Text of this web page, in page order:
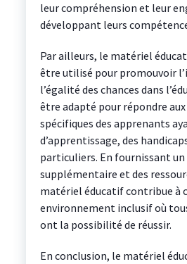
leur compréhension et leur
développant leurs
Par ailleurs, le matériel
être utilisé pour promouvoir
l’égalité des chances dans
être adapté pour répondre
spécifiques des apprenants
d’apprentissage, des
particuliers. En fournissant
supplémentaire et des
matériel éducatif contribue à
environnement inclusif où
ont la possibilité de réussir.
En conclusion, le matériel